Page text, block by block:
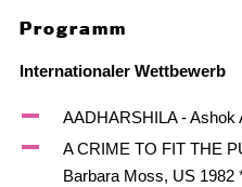
Programm
Internationaler Wettbewerb
AADHARSHILA - Ashok
A CRIME TO FIT THE
Barbara Moss, US 1982